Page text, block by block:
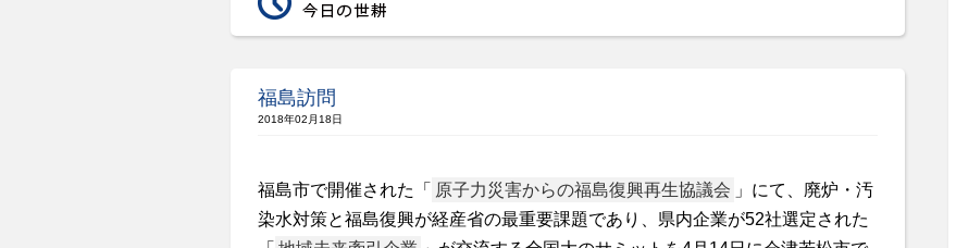
福島訪問
2018年02月18日
福島市で開催された「 原子力災害からの福島復興再生協議会 」にて、廃炉・汚
染水対策と福島復興が経産省の最重要課題であり、県内企業が52社選定された